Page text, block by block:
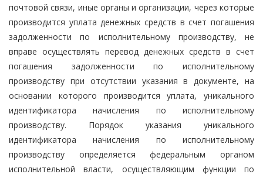
почтовой связи, иные органы и организации, через которые
производится уплата денежных средств в счет погашения
задолженности по исполнительному производству, не
вправе осуществлять перевод денежных средств в счет
погашения задолженности по исполнительному
производству при отсутствии указания в документе, на
основании которого производится уплата, уникального
идентификатора начисления по исполнительному
производству. Порядок указания уникального
идентификатора начисления по исполнительному
производству определяется федеральным органом
исполнительной власти, осуществляющим функции по